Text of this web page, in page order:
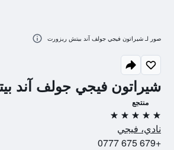
شيراتون فيجي جولف آند
منتجع
5 نجوم
نادي، فيجي
+679 675 0777
صور لـ شيراتون فيجي جولف آند بيتش ريزورت